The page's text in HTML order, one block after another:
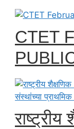
CTET